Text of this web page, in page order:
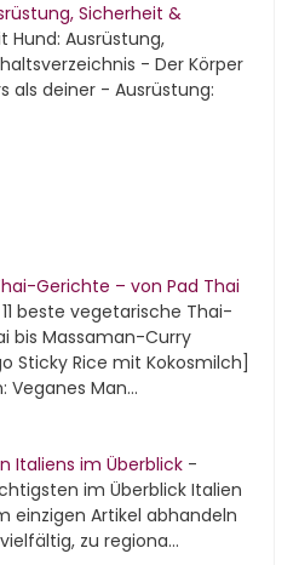
Sicherheit &
Hund: Ausrüstung,
- Der Körper
als deiner - Ausrüstung:
Gerichte – von Pad Thai
11 beste vegetarische Thai-
bis Massaman-Curry
Sticky Rice mit Kokosmilch]
Veganes Man...
Italiens im Überblick -
im Überblick Italien
einzigen Artikel abhandeln
zu regiona...